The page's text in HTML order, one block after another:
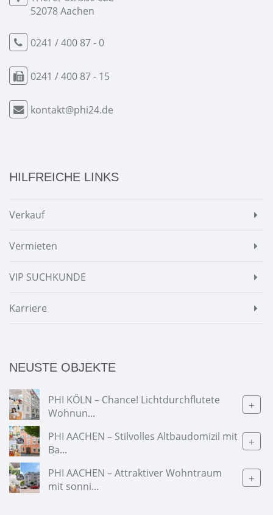
52078 Aachen
0241 / 400 87 - 0
0241 / 400 87 - 15
kontakt@phi24.de
HILFREICHE LINKS
Verkauf
Vermieten
VIP SUCHKUNDE
Karriere
NEUSTE OBJEKTE
PHI KÖLN – Chance! Lichtdurchflutete
Wohnun...
+
PHI AACHEN – Stilvolles Altbaudomizil mit
Ba...
+
PHI AACHEN – Attraktiver Wohntraum
mit sonni...
+